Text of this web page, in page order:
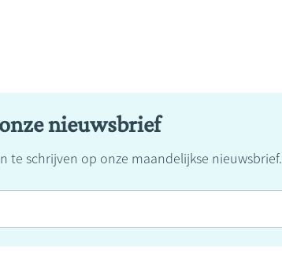
nieuwsbrief
te schrijven op onze maandelijkse nieuwsbrief.